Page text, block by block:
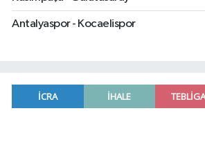
Antalyaspor - Kocaelispor